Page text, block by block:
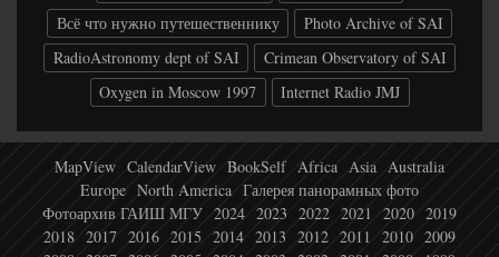
Всё что нужно путешественнику
Photo Archive of SAI
RadioAstronomy dept of SAI
Crimean Observatory of SAI
Oxygen in Moscow 1997
Internet Radio JMJ
MapView CalendarView BookSelf Africa Asia Australia
Europe North America Галерея панорамных фото
Фотоархив ГАИШ МГУ 2024 2023 2022 2021 2020 2019
2018 2017 2016 2015 2014 2013 2012 2011 2010 2009